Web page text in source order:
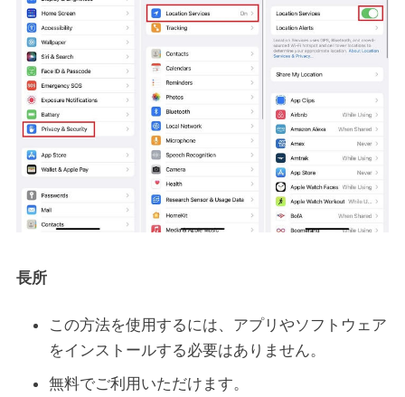
長所
この方法を使用するには、アプリやソフトウェア
をインストールする必要はありません。
無料でご利用いただけます。